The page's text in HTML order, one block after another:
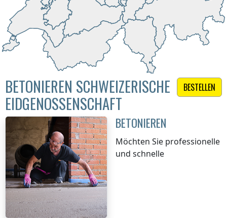
BESTELLEN
BETONIEREN SCHWEIZERISCHE
EIDGENOSSENSCHAFT
BETONIEREN
Möchten Sie professionelle
und schnelle